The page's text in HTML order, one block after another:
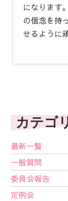
カテゴ
最新一覧
一般質問
委員会報告
定例会
になります
の信念を持
せるように